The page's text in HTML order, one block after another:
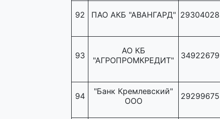
92 ПАО АКБ "АВАНГАРД" 29304028
93
АО КБ
"АГРОПРОМКРЕДИТ"
34922679
94
"Банк Кремлевский"
ООО
29299675